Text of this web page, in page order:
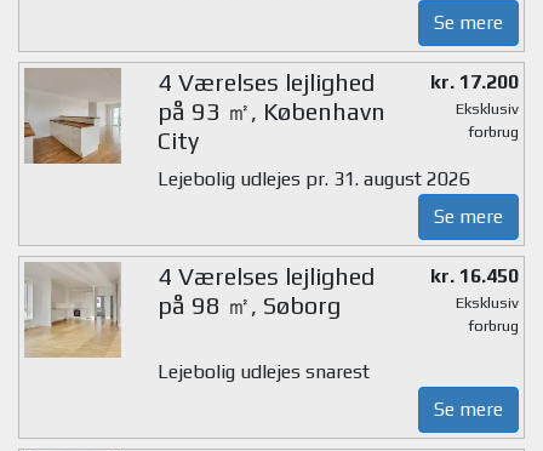
Se mere
4 Værelses lejlighed
på 93 ㎡, København
City
kr. 17.200
Eksklusiv
forbrug
Lejebolig udlejes pr. 31. august 2026
Se mere
4 Værelses lejlighed
på 98 ㎡, Søborg
kr. 16.450
Eksklusiv
forbrug
Lejebolig udlejes snarest
Se mere